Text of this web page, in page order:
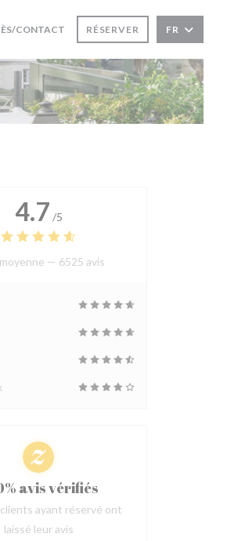
CONTACT RÉSERVER FR
4.7 /5
— 6525 avis
avis vérifiés
ayant réservé ont
laissé leur avis